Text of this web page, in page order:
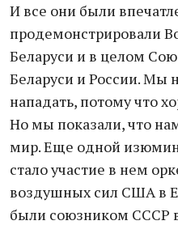
И все они были
продемонстрировали
Беларуси и в целом
Беларуси и России. Мы
нападать, потому что
Но мы показали, что
мир. Еще одной
стало участие в нем
воздушных сил США в
были союзником СССР